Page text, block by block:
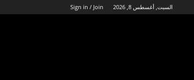
السبت, أغسطس 8, 2026 Sign in / Join